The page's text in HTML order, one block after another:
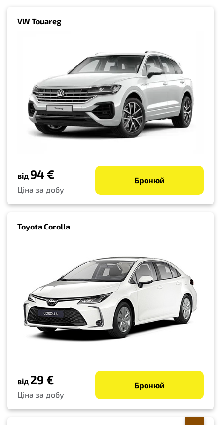
VW Touareg
від 94 €
Ціна за добу
Бронюй
Toyota Corolla
від 29 €
Ціна за добу
Бронюй